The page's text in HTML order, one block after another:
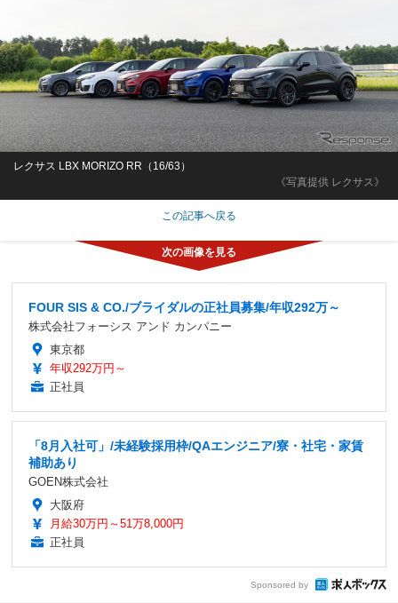
《写真提供 レクサス》
レクサス LBX MORIZO RR（16/63）
この記事へ戻る
FOUR SIS & CO./ブライダルの正社員募集/年収292万～
株式会社フォーシス アンド カンパニー
東京都
年収292万円～
正社員
「8月入社可」/未経験採用枠/QAエンジニア/寮・社宅・家賃
補助あり
GOEN株式会社
大阪府
月給30万円～51万8,000円
正社員
Sponsored by